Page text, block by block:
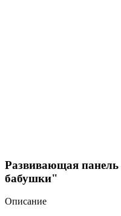
Развивающая
бабушки"
Описание